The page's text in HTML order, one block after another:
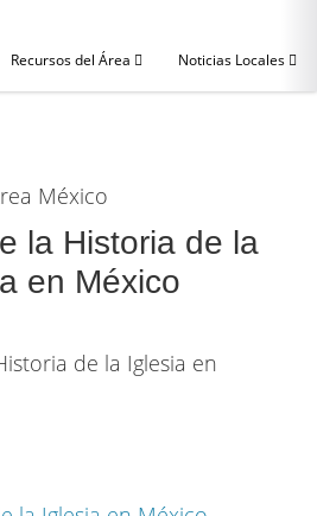
Recursos del Área Noticias Locales
México
la Historia de la
en México